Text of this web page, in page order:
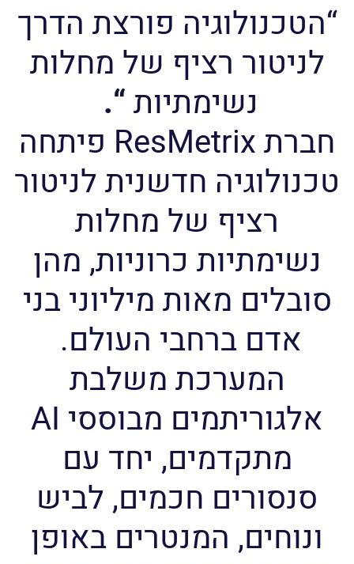
“הטכנולוגיה פורצת הדרך
לניטור רציף של מחלות
נשימתיות“.
חברת ResMetrix פיתחה
טכנולוגיה חדשנית לניטור
רציף של מחלות
נשימתיות כרוניות, מהן
סובלים מאות מיליוני בני
אדם ברחבי העולם.
המערכת משלבת
אלגוריתמים מבוססי AI
מתקדמים, יחד עם
סנסורים חכמים, לביש
ונוחים, המנטרים באופן